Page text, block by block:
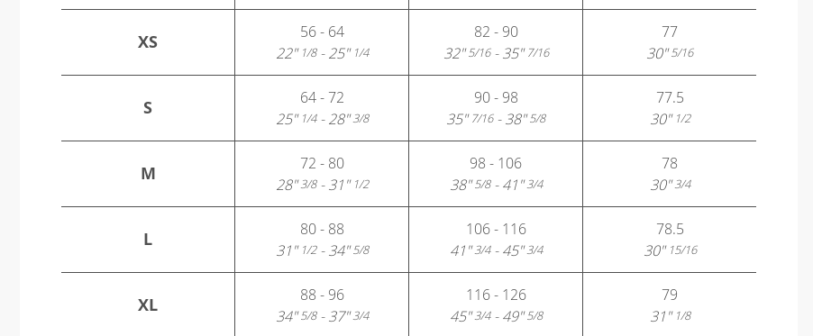
XS
56 - 64
22"1/8- 25"1/4
82 - 90
32"5/16- 35"7/16
77
30"5/16
S
64 - 72
25"1/4- 28"3/8
90 - 98
35"7/16- 38"5/8
77.5
30"1/2
M
72 - 80
28"3/8- 31"1/2
98 - 106
38"5/8- 41"3/4
78
30"3/4
L
80 - 88
31"1/2- 34"5/8
106 - 116
41"3/4- 45"3/4
78.5
30"15/16
XL
88 - 96
34"5/8- 37"3/4
116 - 126
45"3/4- 49"5/8
79
31"1/8